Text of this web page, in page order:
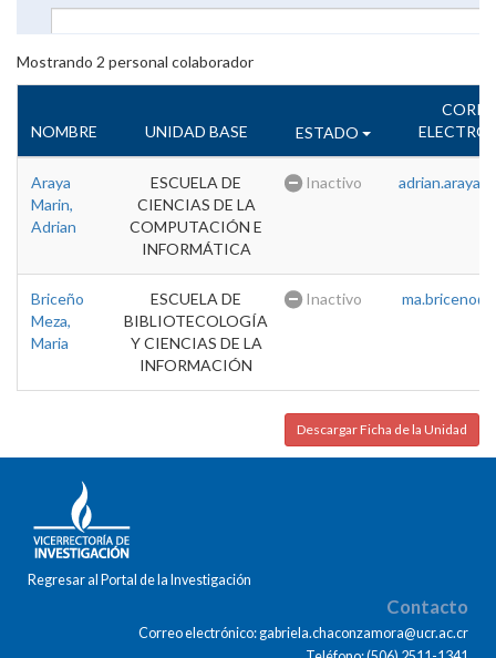
Mostrando 2 personal colaborador
NOMBRE UNIDAD BASE ESTADO
Araya
Marin,
Adrian
ESCUELA DE
CIENCIAS DE LA
COMPUTACIÓN E
INFORMÁTICA
Inactivo
Briceño
Meza,
Maria
ESCUELA DE
BIBLIOTECOLOGÍA
Y CIENCIAS DE LA
INFORMACIÓN
Inactivo
Descargar Ficha de la Unidad
Regresar al Portal de la Investigación
Contacto
Correo electrónico: gabriela.chaconzamora@ucr.ac.cr